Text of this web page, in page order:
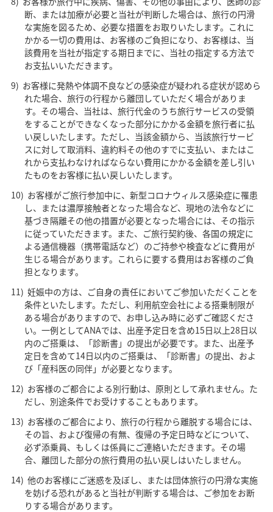
断、または加療が必要と当社が判断した場合は、旅行の円滑
な実施を図るため、必要な措置をお取りいたします。これに
かかる一切の費用は、お客様のご負担になり、お客様は、当
該費用を当社が指定する期日までに、当社の指定する方法で
お支払いいただきます。
お客様に発熱や体調不良などの感染症が疑われる症状が認めら
れた場合、旅行の行程から離団していただく場合がありま
す。その場合、当社は、旅行代金のうち旅行サービスの受領
をすることができなくなった部分にかかる金額を旅行者に払
い戻しいたします。ただし、当該金額から、当該旅行サービ
スに対して取消料、違約料その他のすでに支払い、またはこ
れから支払わなければならない費用にかかる金額を差し引い
たものをお客様に払い戻しいたします。
お客様がご旅行参加中に、新型コロナウィルス感染症に罹患
し、または濃厚接触者となった場合など、現地の法令などに
基づき隔離その他の措置が必要となった場合には、その指示
に従っていただきます。また、ご旅行契約後、各国の規定に
よる通信機器（携帯電話など）のご持参や検査などに費用が
生じる場合があります。これらに要する費用はお客様のご負
担となります。
妊娠中の方は、ご自身の責任においてご参加いただくことを
条件といたします。ただし、利用航空会社による搭乗制限が
ある場合がありますので、お申し込み時に必ずご確認くださ
い。一例としてANAでは、出産予定日を含め15日以上28日以
内のご搭乗は、「診断書」の提出が必要です。また、出産予
定日を含めて14日以内のご搭乗は、「診断書」の提出、およ
び「産科医の同伴」が必要となります。
お客様のご都合による別行動は、原則として承れません。た
だし、別途条件でお受けすることもあります。
お客様のご都合により、旅行の行程から離脱する場合には、
その旨、および復帰の有無、復帰の予定日時などについて、
必ず添乗員、もしくは係員にご連絡いただきます。その場
合、離団した部分の旅行費用の払い戻しはいたしません。
他のお客様にご迷惑を及ぼし、または団体旅行の円滑な実施
を妨げる恐れがあると当社が判断する場合は、ご参加をお断
りする場合があります。